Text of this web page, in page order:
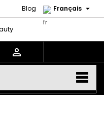
Français 
Blog
